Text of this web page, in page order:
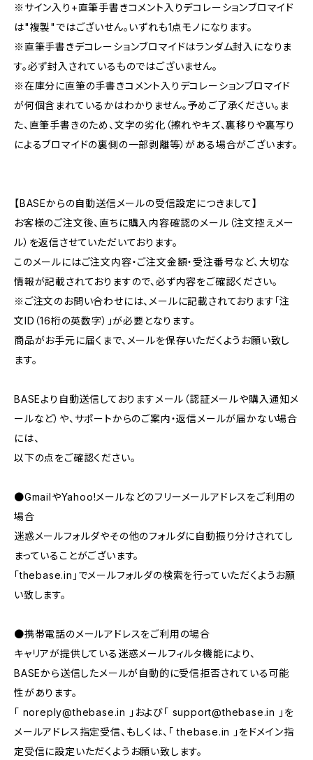
※サイン入り+直筆手書きコメント入りデコレーションブロマイド
は"複製"ではございせん。いずれも1点モノになります。
※直筆手書きデコレーションブロマイドはランダム封入になりま
す。必ず封入されているものではございません。
※在庫分に直筆の手書きコメント入りデコレーションブロマイド
が何個含まれているかはわかりません。予めご了承ください。ま
た、直筆手書きのため、文字の劣化（擦れやキズ、裏移りや裏写り
によるブロマイドの裏側の一部剥離等）がある場合がございます。
【BASEからの自動送信メールの受信設定につきまして】
お客様のご注文後、直ちに購入内容確認のメール（注文控えメー
ル）を返信させていただいております。
このメールにはご注文内容・ご注文金額・受注番号など、大切な
情報が記載されておりますので、必ず内容をご確認ください。
※ご注文のお問い合わせには、メールに記載されております「注
文ID（16桁の英数字）」が必要となります。
商品がお手元に届くまで、メールを保存いただくようお願い致し
ます。
BASEより自動送信しておりますメール（認証メールや購入通知メ
ールなど）や、サポートからのご案内・返信メールが届かない場合
には、
以下の点をご確認ください。
●GmailやYahoo!メールなどのフリーメールアドレスをご利用の
場合
迷惑メールフォルダやその他のフォルダに自動振り分けされてし
まっていることがございます。
「thebase.in」でメールフォルダの検索を行っていただくようお願
い致します。
●携帯電話のメールアドレスをご利用の場合
キャリアが提供している迷惑メールフィルタ機能により、
BASEから送信したメールが自動的に受信拒否されている可能
性があります。
「 noreply@thebase.in 」および「 support@thebase.in
」を
メールアドレス指定受信、もしくは、「 thebase.in 」をドメイン指
定受信に設定いただくようお願い致します。